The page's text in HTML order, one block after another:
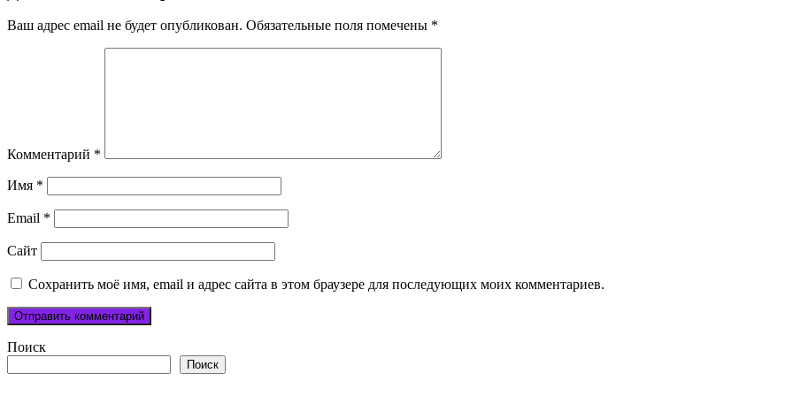
Ваш адрес email не будет опубликован. Обязательные поля помечены *
Комментарий *
Имя *
Email *
Сайт
Сохранить моё имя, email и адрес сайта в этом браузере для последующих моих комментариев.
Поиск
Поиск